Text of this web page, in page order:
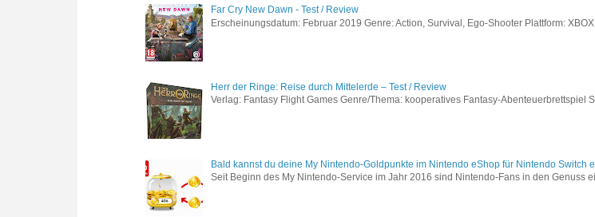
Far Cry New Dawn - Test / Review
Erscheinungsdatum: Februar 2019 Genre: Action, Survival, Ego-Shooter Plattform:
Herr der Ringe: Reise durch Mittelerde – Test / Review
Verlag: Fantasy Flight Games Genre/Thema: kooperatives Fantasy-Abenteuerbrettspiel
Bald kannst du deine My Nintendo-Goldpunkte im Nintendo eShop für Nintendo Switch
Seit Beginn des My Nintendo-Service im Jahr 2016 sind Nintendo-Fans in den Genuss